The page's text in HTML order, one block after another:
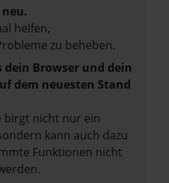
helfen,
zu beheben.
dein Browser und dein
dem neuesten Stand
birgt nicht nur ein
kann auch dazu
Funktionen nicht